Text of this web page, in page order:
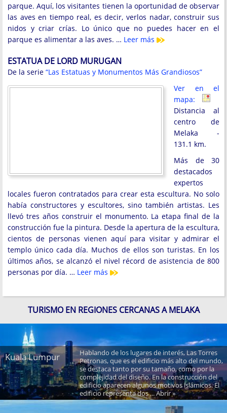
parque. Aquí, los visitantes tienen la oportunidad de observar
las aves en tiempo real, es decir, verlos nadar, construir sus
nidos y criar crías. Lo único que no puedes hacer en el
parque es alimentar a las aves. … Leer más
ESTATUA DE LORD MURUGAN
De la serie “Las Estatuas y Monumentos Más Grandiosos”
Ver en el
mapa:
Distancia al
centro de
Melaka -
131.1 km.
Más de 30
destacados
expertos
locales fueron contratados para crear esta escultura. No solo
había constructores y escultores, sino también artistas. Les
llevó tres años construir el monumento. La etapa final de la
construcción fue la pintura. Desde la apertura de la escultura,
cientos de personas vienen aquí para visitar y admirar el
templo único cada día. Muchos de ellos son turistas. En los
últimos años, se alcanzó el nivel récord de asistencia de 800
personas por día. … Leer más
TURISMO EN REGIONES CERCANAS A MELAKA
Kuala Lumpur
Hablando de los lugares de interés, Las Torres
Petronas, que es el edificio más alto del mundo,
se destaca tanto por su tamaño, como por la
complejidad del diseño. En la construcción del
edificio aparecen algunos motivos islámicos. El
edificio representa dos ... Abrir »